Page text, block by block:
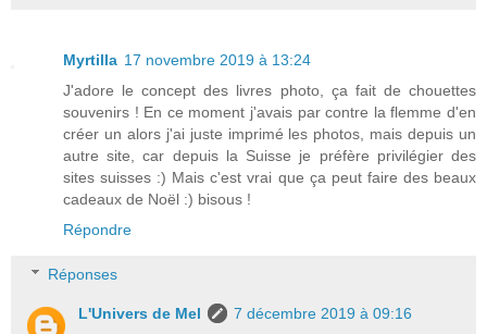
Myrtilla 17 novembre 2019 à 13:24
J'adore le concept des livres photo, ça fait de chouettes
souvenirs ! En ce moment j'avais par contre la flemme d'en
créer un alors j'ai juste imprimé les photos, mais depuis un
autre site, car depuis la Suisse je préfère privilégier des
sites suisses :) Mais c'est vrai que ça peut faire des beaux
cadeaux de Noël :) bisous !
Répondre
Réponses
L'Univers de Mel
7 décembre 2019 à 09:16